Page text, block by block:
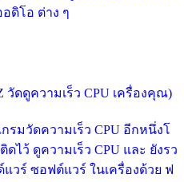
อดิโอ ต่าง ๆ
วัดดูความเร็ว CPU เครื่องคุณ)
รมวัดความเร็ว CPU อีกหนึ่งโ
ไว้ ดูความเร็ว CPU และ ยังรว
วร์ ซอฟต์แวร์ ในเครื่องด้วย ฟ